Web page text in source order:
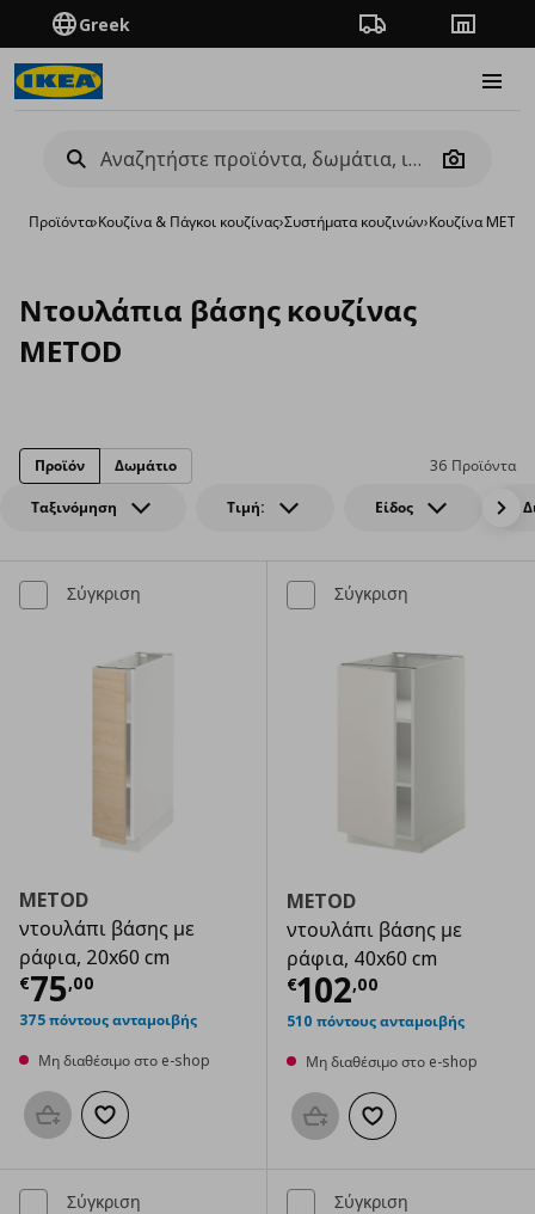
Greek Πορεία παραγγελίας
Camera
Προϊόντα›Κουζίνα & Πάγκοι κουζίνας›Συστήματα κουζινών›Κουζίνα
Ντουλάπια βάσης κουζίνας
METOD
Ταξινόμηση Τιμή: Είδος
36 Προϊόντα
Προϊόν Δωμάτιο
Σύγκριση
METOD
ντουλάπι βάσης με
ράφια, 20x60 cm
€75,00
Τρέχουσα τιμή € 75,00
375 πόντους ανταμοιβής
Μη διαθέσιμο στο e-shop
Προσθήκη στο καλάθι
Προσθήκη στα αγαπημένα
Σύγκριση
METOD
ντουλάπι βάσης με
ράφια, 40x60 cm
€102,00
Τρέχουσα
510 πόντους ανταμοιβής
Μη διαθέσιμο στο e-shop
Προσθήκη στο καλάθι
Προσθήκη στα
Σύγκριση Σύγκριση